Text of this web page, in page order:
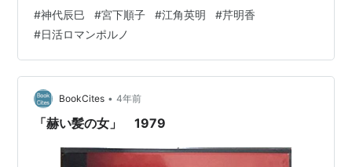
子 Amazon 面白かった。いや、世の中激動、だが男と女
は（あるいは男は女を、女は男を）しょうもない。 い
や、無学なもんで原作未読なんですが、なにがあろうと
なくならないのは性欲！ 愛？ 顔のいい男は気をつけろ、
はじめての相手に気をやるな、などなど金言満載。
#神代辰巳 #宮下順子 #江角英明 #芹明香
#日活ロマンポルノ
BookCites • 4年前
「赫い髪の女」 1979